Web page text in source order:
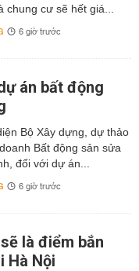
chung cư sẽ hết giá...
6 giờ trước
án bất động
Bộ Xây dựng, dự thảo
Bất động sản sửa
đối với dự án...
6 giờ trước
là điểm bắn
Hà Nội